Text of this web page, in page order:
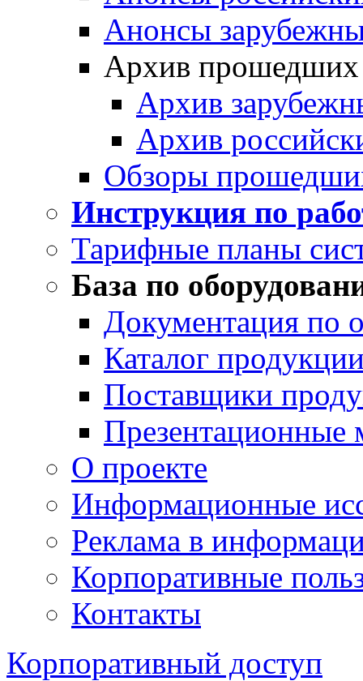
Анонсы
Архив прошедших
Архив
Архив
Обзоры
Инструкция по
Тарифные планы
База по
Документация по
Каталог
Поставщики
Презентационные
О проекте
Информационные
Реклама в
Корпоративные
Контакты
Корпоративный доступ